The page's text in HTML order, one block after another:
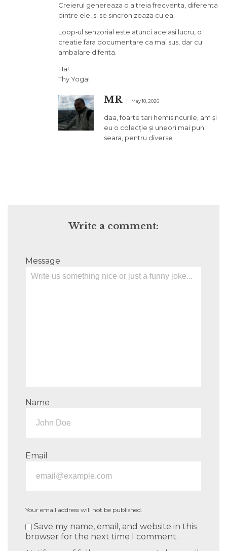
Creierul genereaza o a treia frecventa, diferenta
dintre ele, si se sincronizeaza cu ea.
Loop‑ul senzorial este atunci acelasi lucru, o
creatie fara documentare ca mai sus, dar cu
ambalare diferita.
Ha!
Thy Yoga!
MR May 18, 2026
daa, foarte tari hemisincurile, am și
eu o colecție și uneori mai pun
seara, pentru diverse
Write a comment:
Message
Name
Email
Your email address will not be published.
Save my name, email, and website in this
browser for the next time I comment.